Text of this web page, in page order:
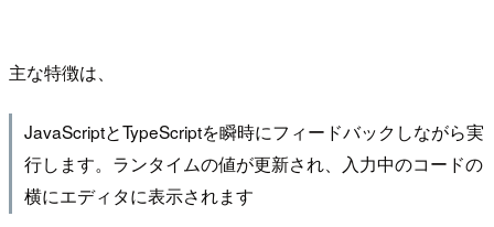
主な特徴は、
JavaScriptとTypeScriptを瞬時にフィードバックしながら実
行します。ランタイムの値が更新され、入力中のコードの
横にエディタに表示されます